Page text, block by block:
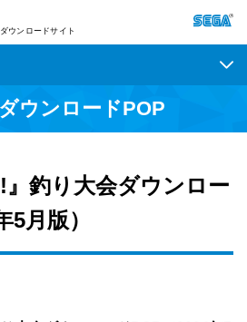
ウンロードサイト
ウンロードPOP
』釣り大会ダウンロー
5月版）